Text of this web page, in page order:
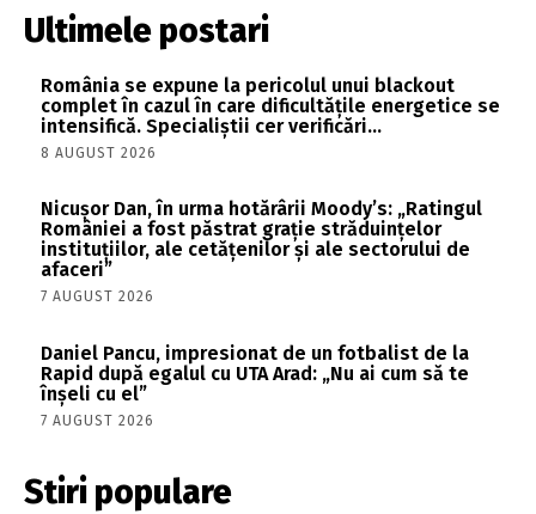
Ultimele postari
România se expune la pericolul unui blackout
complet în cazul în care dificultățile energetice se
intensifică. Specialiștii cer verificări…
8 AUGUST 2026
Nicușor Dan, în urma hotărârii Moody’s: „Ratingul
României a fost păstrat grație străduințelor
instituțiilor, ale cetățenilor și ale sectorului de
afaceri”
7 AUGUST 2026
Daniel Pancu, impresionat de un fotbalist de la
Rapid după egalul cu UTA Arad: „Nu ai cum să te
înșeli cu el”
7 AUGUST 2026
Stiri populare